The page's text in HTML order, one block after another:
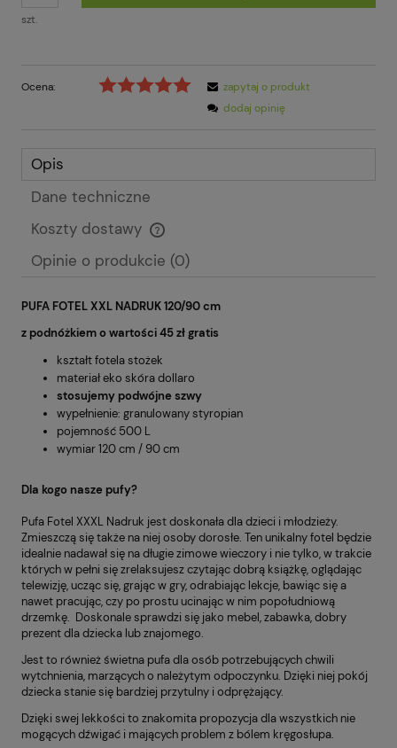
szt.
Ocena:
zapytaj o produkt
dodaj opinię
Opis
Dane techniczne
Koszty dostawy
Cena nie zawiera ewentualnych kosztów płatności
Opinie o produkcie (0)
PUFA FOTEL XXL NADRUK 120/90 cm
z podnóżkiem o wartości 45 zł gratis
kształt fotela stożek
materiał eko skóra dollaro
stosujemy podwójne szwy
wypełnienie: granulowany styropian
pojemność 500 L
wymiar 120 cm / 90 cm
Dla kogo nasze pufy?
Pufa Fotel XXXL Nadruk jest doskonała dla dzieci i młodzieży.
Zmieszczą się także na niej osoby dorosłe. Ten unikalny fotel będzie
idealnie nadawał się na długie zimowe wieczory i nie tylko, w trakcie
których w pełni się zrelaksujesz czytając dobrą książkę, oglądając
telewizję, ucząc się, grając w gry, odrabiając lekcje, bawiąc się a
nawet pracując, czy po prostu ucinając w nim popołudniową
drzemkę. Doskonale sprawdzi się jako mebel, zabawka, dobry
prezent dla dziecka lub znajomego.
Jest to również świetna pufa dla osób potrzebujących chwili
wytchnienia, marzących o należytym odpoczynku. Dzięki niej pokój
dziecka stanie się bardziej przytulny i odprężający.
Dzięki swej lekkości to znakomita propozycja dla wszystkich nie
mogących dźwigać i mających problem z bólem kręgosłupa.